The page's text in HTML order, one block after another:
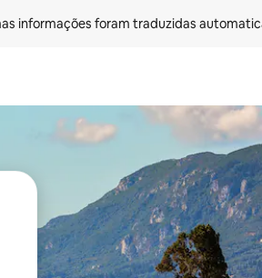
informações foram traduzidas